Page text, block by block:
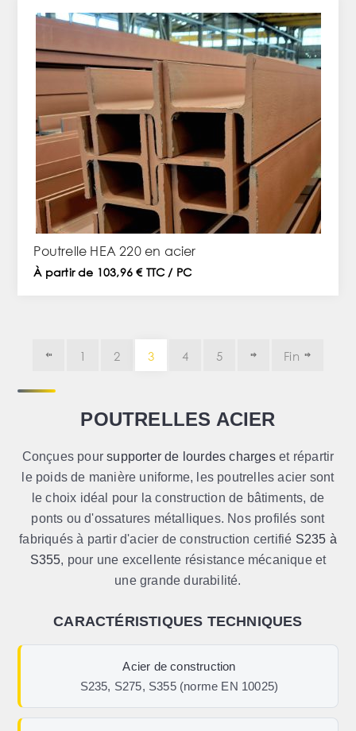
Poutrelle HEA 220 en acier
À partir de 103,96 € TTC / PC
1 2 3 4 5 Fin
POUTRELLES ACIER
Conçues poursupporter de lourdes chargeset répartir
le poids de manière uniforme, les poutrelles acier sont
le choix idéal pour la construction de bâtiments, de
ponts ou d'ossatures métalliques. Nos profilés sont
fabriqués à partir d'acier de construction certifié S235 à
S355, pour une excellente résistance mécanique et
une grande durabilité.
CARACTÉRISTIQUES TECHNIQUES
Acier de construction
S235, S275, S355 (norme EN 10025)